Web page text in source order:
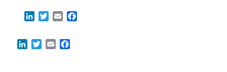
LinkedInTwitterEmail
LinkedIn
Twitter
Email